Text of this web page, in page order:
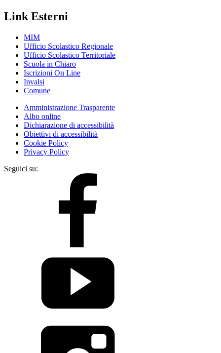
Link Esterni
MIM
Ufficio Scolastico Regionale
Ufficio Scolastico Territoriale
Scuola in Chiaro
Iscrizioni On Line
Invalsi
Comune
Amministrazione Trasparente
Albo online
Dichiarazione di accessibilità
Obiettivi di accessibilità
Cookie Policy
Privacy Policy
Seguici su: